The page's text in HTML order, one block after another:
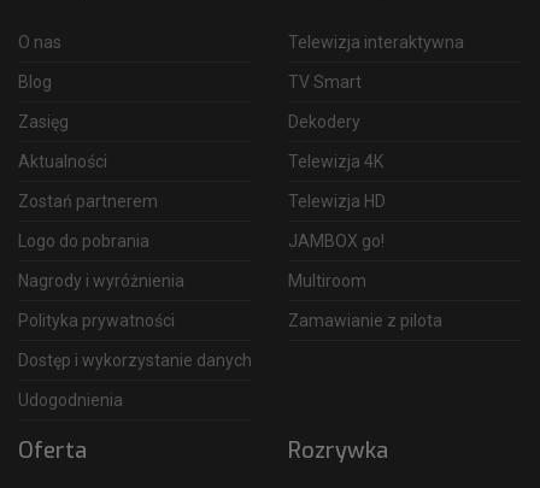
O nas
Blog
Zasięg
Aktualności
Zostań partnerem
Logo do pobrania
Nagrody i wyróżnienia
Polityka prywatności
Dostęp i wykorzystanie danych
Udogodnienia
Telewizja interaktywna
TV Smart
Dekodery
Telewizja 4K
Telewizja HD
JAMBOX go!
Multiroom
Zamawianie z pilota
Oferta Rozrywka